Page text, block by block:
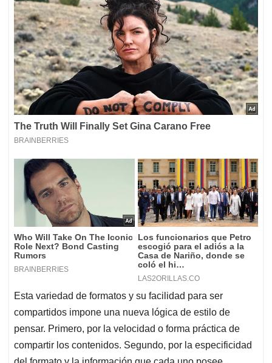
Esta variedad de formatos y su facilidad para ser
compartidos impone una nueva lógica de estilo de
pensar. Primero, por la velocidad o forma práctica de
compartir los contenidos. Segundo, por la especificidad